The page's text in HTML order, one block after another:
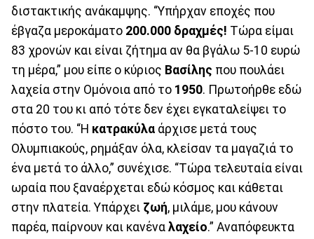
διστακτικής ανάκαμψης. “Υπήρχαν εποχές που
έβγαζα μεροκάματο 200.000 δραχμές! Τώρα είμαι
83 χρονών και είναι ζήτημα αν θα βγάλω 5-10 ευρώ
τη μέρα,” μου είπε ο κύριος Βασίλης που πουλάει
λαχεία στην Ομόνοια από το 1950. Πρωτοήρθε εδώ
στα 20 του κι από τότε δεν έχει εγκαταλείψει το
πόστο του. “Η κατρακύλα άρχισε μετά τους
Ολυμπιακούς, ρημάξαν όλα, κλείσαν τα μαγαζιά το
ένα μετά το άλλο,” συνέχισε. “Τώρα τελευταία είναι
ωραία που ξαναέρχεται εδώ κόσμος και κάθεται
στην πλατεία. Υπάρχει ζωή, μιλάμε, μου κάνουν
παρέα, παίρνουν και κανένα λαχείο.” Αναπόφευκτα